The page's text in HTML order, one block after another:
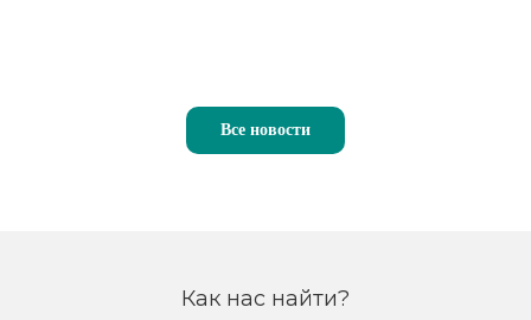
Все новости
Как нас найти?